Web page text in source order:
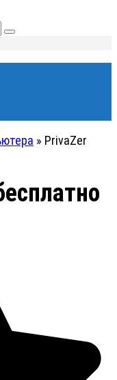
» PrivaZer